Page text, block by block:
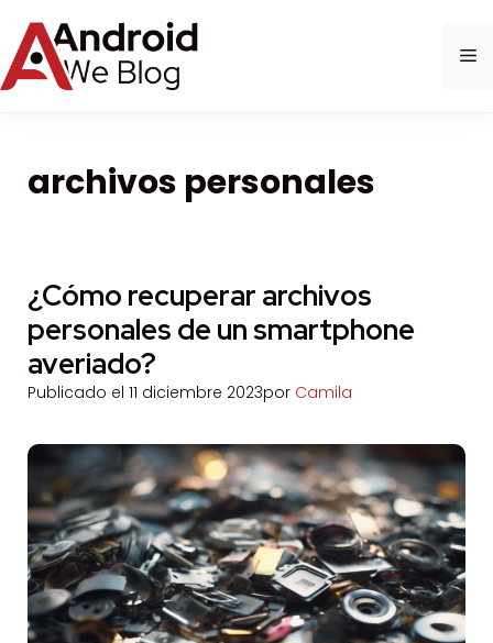
al
contenido
archivos personales
¿Cómo recuperar archivos
personales de un smartphone
averiado?
Publicado el 11 diciembre 2023por Camila